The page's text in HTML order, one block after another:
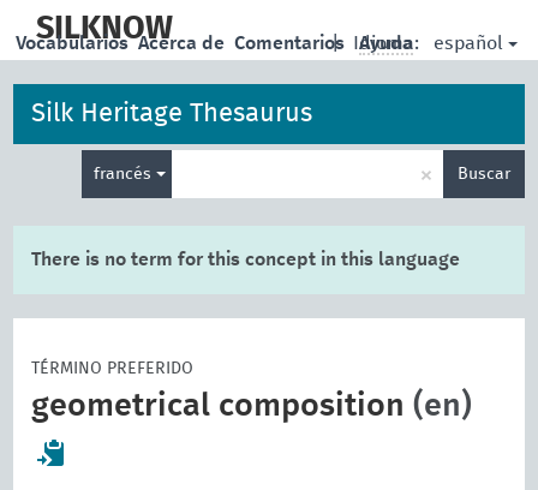
main
SILKNOW | Idioma: español
Vocabularios Acerca de Comentarios Ayuda
Silk Heritage Thesaurus
francés × Buscar
There is no term for this concept in this language
TÉRMINO PREFERIDO
geometrical composition (en)